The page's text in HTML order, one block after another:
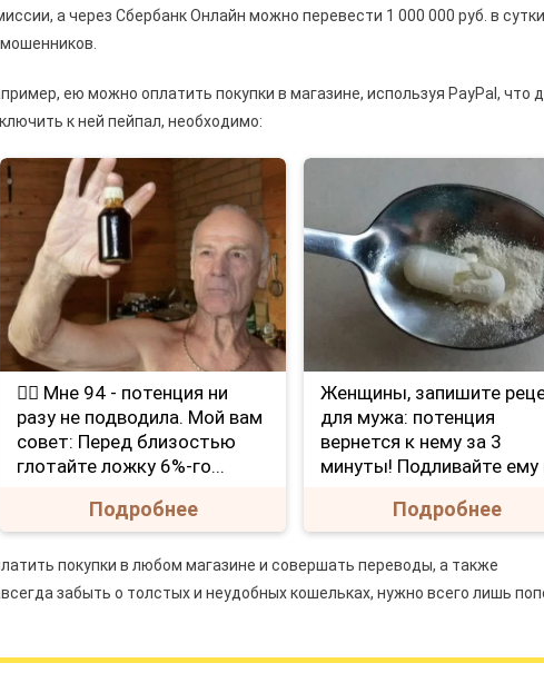
а через Сбербанк Онлайн можно перевести 1 000 000 руб. в сутки.
ею можно оплатить покупки в магазине, используя PayPal, что
к ней пейпал, необходимо:
❤️‍🔥 Мне 94 - потенция ни
разу не подводила. Мой вам
совет: Перед близостью
глотайте ложку 6%-го...
Подробнее
Женщины, запишите
для мужа: потенция
вернется к нему за 3
минуты! Подливайте ему
Подробнее
покупки в любом магазине и совершать переводы, а также
забыть о толстых и неудобных кошельках, нужно всего лишь